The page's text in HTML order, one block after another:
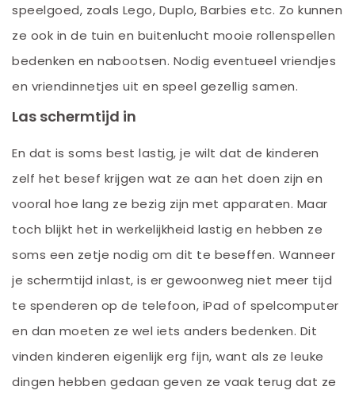
speelgoed, zoals Lego, Duplo, Barbies etc. Zo kunnen
ze ook in de tuin en buitenlucht mooie rollenspellen
bedenken en nabootsen. Nodig eventueel vriendjes
en vriendinnetjes uit en speel gezellig samen.
Las schermtijd in
En dat is soms best lastig, je wilt dat de kinderen
zelf het besef krijgen wat ze aan het doen zijn en
vooral hoe lang ze bezig zijn met apparaten. Maar
toch blijkt het in werkelijkheid lastig en hebben ze
soms een zetje nodig om dit te beseffen. Wanneer
je schermtijd inlast, is er gewoonweg niet meer tijd
te spenderen op de telefoon, iPad of spelcomputer
en dan moeten ze wel iets anders bedenken. Dit
vinden kinderen eigenlijk erg fijn, want als ze leuke
dingen hebben gedaan geven ze vaak terug dat ze